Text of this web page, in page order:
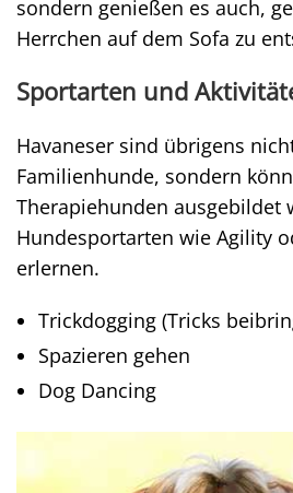
sondern genießen es auch,
Herrchen auf dem Sofa zu
Sportarten und
Havaneser sind übrigens
Familienhunde, sondern
Therapiehunden ausgebildet
Hundesportarten wie Agility
erlernen.
Trickdogging (Tricks
Spazieren gehen
Dog Dancing